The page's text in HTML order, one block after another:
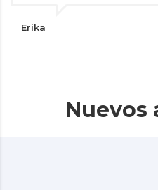
Erika
Nuevos